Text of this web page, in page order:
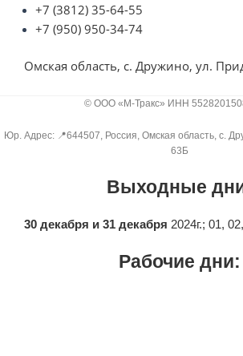
+7 (3812) 35-64-55
+7 (950) 950-34-74
Омская область, с. Дружино, ул.
© ООО «М-Тракс» ИНН
Юр. Адрес: 📍644507, Россия, Омская область​, с.
63Б
Выходные
30 декабря и 31 декабря 2024г.; 01,
Рабочие дни: